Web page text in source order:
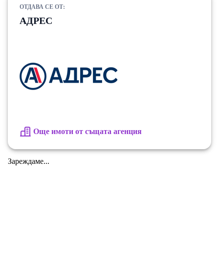
ОТДАВА СЕ ОТ:
АДРЕС
Още имоти от същата агенция
Зареждаме...